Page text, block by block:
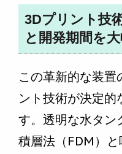
3Dプリント技
と開発期間を
この革新的な装置
ント技術が決定的
す。透明な水タン
積層法（FDM）